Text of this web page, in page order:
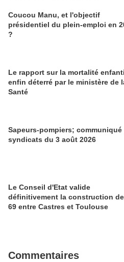
Coucou Manu, et l'objectif
présidentiel du plein-emploi en
?
Le rapport sur la mortalité
enfin déterré par le ministère de
Santé
Sapeurs-pompiers; communiqué
syndicats du 3 août 2026
Le Conseil d'Etat valide
définitivement la construction
69 entre Castres et Toulouse
Commentaires